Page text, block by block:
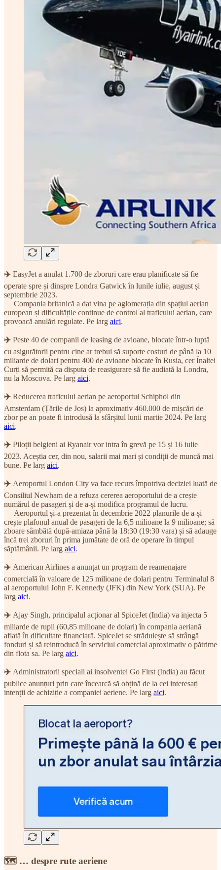
✈️ EasyJet a anulat 1.700 de zboruri care erau planificate să fie
operate spre și dinspre Londra Gatwick în lunile iulie, august și
septembrie 2023.
Compania britanică a dat vina pe aglomerația din spațiul aerian
european și dificultățile continue de control al traficului aerian, care
provoacă anulări regulate. Pe larg aici.
✈️ Peste 40 de companii de leasing de avioane, blocate într-o luptă
cu asigurătorii pentru cine ar trebui să suporte costuri de până la 10
miliarde de dolari pentru 400 de avioane blocate în Rusia, cer Înaltei
Curți să permită ca disputa de reasigurare să fie audiată la Londra,
nu la Moscova. Pe larg aici.
✈️ Reducerea traficului aerian pe aeroportul Schiphol din
Amsterdam (Țările de Jos) la aproximativ 460.000 de mișcări de
zbor pe an poate fi introdusă la sfârșitul lunii martie 2024. Pe larg
aici.
✈️ Piloții belgieni ai Ryanair vor intra în grevă pe 15 și 16 iulie
2023. Aceștia cer, din nou, salarii mai mari și condiții de muncă mai
bune. Pe larg aici.
✈️ Aeroportul London City va face recurs împotriva deciziei luată de
Consiliul Newham de a refuza cererea aeroportului de a crește
numărul de pasageri și de a-și modifica programul de lucru.
Aeroportul și-a prezentat în decembrie 2022 planurile de a-și
crește plafonul anual de pasageri de la 6,5 milioane la 9 milioane; să
zboare sâmbătă după-amiaza până la 18:30 (19:30 vara) și să adauge
încă trei zboruri în prima jumătate de oră de operare în timpul
săptămânii. Pe larg aici.
✈️ American Airlines a anunțat un program de reamenajare
comercială în valoare de 125 milioane de dolari pentru Terminalul 8
al aeroportului John F. Kennedy (JFK) din New York (SUA). Pe
larg aici.
✈️ Ajay Singh, principalul acționar al SpiceJet (India) va injecta 5
miliarde de rupii (60,85 milioane de dolari) în compania aeriană
aflată în dificultate financiară. SpiceJet se străduiește să strângă
fonduri și să reintroducă în serviciul comercial aproximativ o pătrime
din flota sa. Pe larg aici.
✈️ Administratorii speciali ai insolventei Go First (India) au făcut
publice anunțuri prin care încearcă să obțină de la cei interesați
intenții de achiziție a companiei aeriene. Pe larg aici.
🗺 … despre rute aeriene